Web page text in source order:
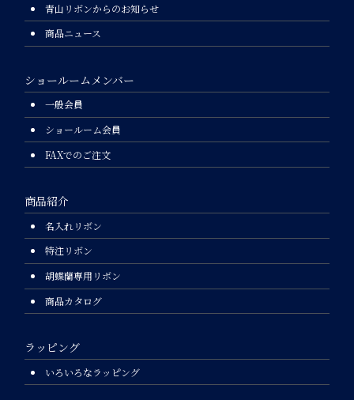
青山リボンからのお知らせ
商品ニュース
ショールームメンバー
一般会員
ショールーム会員
FAXでのご注文
商品紹介
名入れリボン
特注リボン
胡蝶蘭専用リボン
商品カタログ
ラッピング
いろいろなラッピング